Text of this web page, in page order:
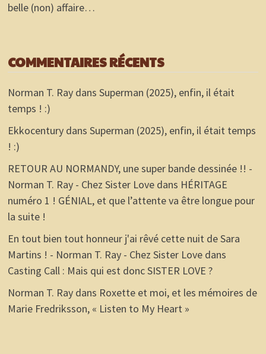
belle (non) affaire…
COMMENTAIRES RÉCENTS
Norman T. Raydans Superman (2025), enfin, il était
temps ! :)
Ekkocenturydans Superman (2025), enfin, il était temps
! :)
RETOUR AU NORMANDY, une super bande dessinée !! -
Norman T. Ray - Chez Sister Lovedans HÉRITAGE
numéro 1 ! GÉNIAL, et que l’attente va être longue pour
la suite !
En tout bien tout honneur j'ai rêvé cette nuit de Sara
Martins ! - Norman T. Ray - Chez Sister Lovedans
Casting Call : Mais qui est donc SISTER LOVE ?
Norman T. Raydans Roxette et moi, et les mémoires de
Marie Fredriksson, « Listen to My Heart »